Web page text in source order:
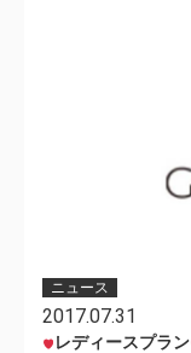
ニュース
2017.07.31
レディースプラン